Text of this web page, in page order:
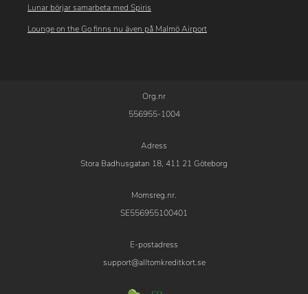
Lunar börjar samarbeta med Spiris
Lounge on the Go finns nu även på Malmö Airport
Org.nr
556955-1004
Adress
Stora Badhusgatan 18, 411 21 Göteborg
Momsreg.nr.
SE556955100401
E-postadress
support@alltomkreditkort.se